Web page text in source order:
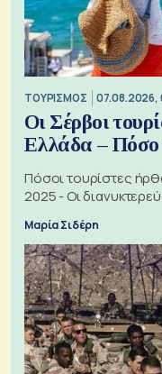
ΤΟΥΡΙΣΜΟΣ 07.08.2026,
Οι Σέρβοι
Ελλάδα – Πόσο
Πόσοι τουρίστες
2025 - Οι
Μαρία Σιδέρη